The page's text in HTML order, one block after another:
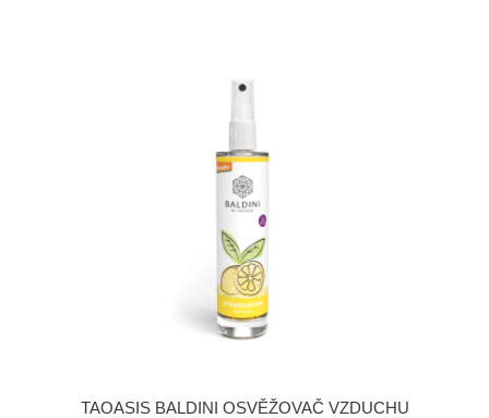
TAOASIS BALDINI OSVĚŽOVAČ VZDUCHU